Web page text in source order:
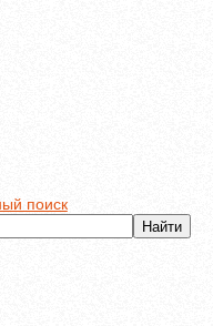
поиск